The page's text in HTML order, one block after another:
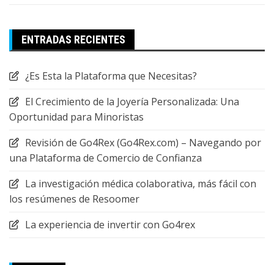
ENTRADAS RECIENTES
¿Es Esta la Plataforma que Necesitas?
El Crecimiento de la Joyería Personalizada: Una
Oportunidad para Minoristas
Revisión de Go4Rex (Go4Rex.com) – Navegando por
una Plataforma de Comercio de Confianza
La investigación médica colaborativa, más fácil con
los resúmenes de Resoomer
La experiencia de invertir con Go4rex